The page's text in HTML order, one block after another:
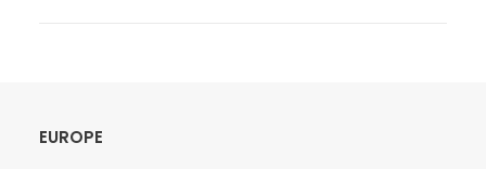
EUROPE